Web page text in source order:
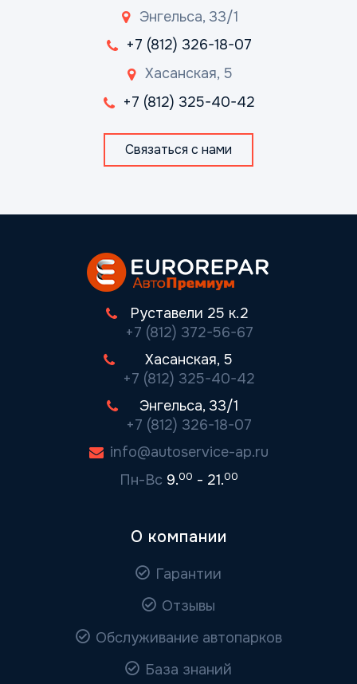
Энгельса, 33/1
+7 (812) 326-18-07
Хасанская, 5
+7 (812) 325-40-42
Связаться с нами
Руставели 25 к.2
+7 (812) 372-56-67
Хасанская, 5
+7 (812) 325-40-42
Энгельса, 33/1
+7 (812) 326-18-07
info@autoservice-ap.ru
Пн-Вс 9.00 - 21.00
О компании
Гарантии
Отзывы
Обслуживание автопарков
База знаний